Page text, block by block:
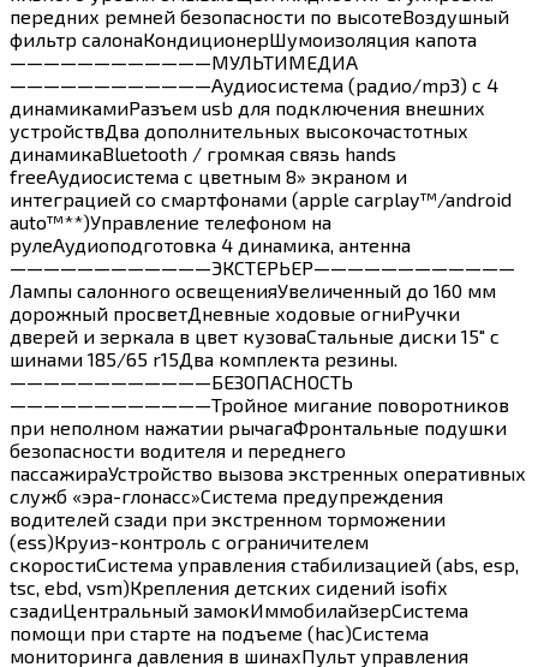
передних ремней безопасности по высотеВоздушный
фильтр салонаКондиционерШумоизоляция капота
————————————МУЛЬТИМЕДИА
————————————Аудиосистема (радио/mp3) с 4
динамикамиРазъем usb для подключения внешних
устройствДва дополнительных высокочастотных
динамикаBluetooth / громкая связь hands
freeАудиосистема с цветным 8» экраном и
интеграцией со смартфонами (apple carplay™/android
auto™**)Управление телефоном на
рулеАудиоподготовка 4 динамика, антенна
————————————ЭКСТЕРЬЕР————————————
Лампы салонного освещенияУвеличенный до 160 мм
дорожный просветДневные ходовые огниРучки
дверей и зеркала в цвет кузоваСтальные диски 15″ с
шинами 185/65 r15Два комплекта резины.
————————————БЕЗОПАСНОСТЬ
————————————Тройное мигание поворотников
при неполном нажатии рычагаФронтальные подушки
безопасности водителя и переднего
пассажираУстройство вызова экстренных оперативных
служб «эра-глонасс»Система предупреждения
водителей сзади при экстренном торможении
(ess)Круиз-контроль с ограничителем
скоростиСистема управления стабилизацией (abs, esp,
tsc, ebd, vsm)Крепления детских сидений isofix
сзадиЦентральный замокИммобилайзерСистема
помощи при старте на подъеме (hac)Система
мониторинга давления в шинахПульт управления